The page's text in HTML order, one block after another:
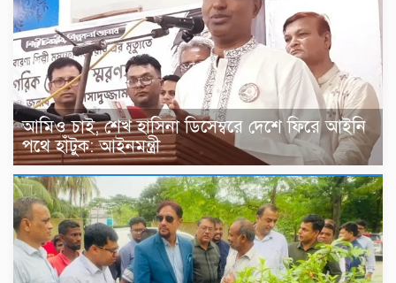
আমিও চাই, শেখ হাসিনা ডিসেম্বরে দেশে ফিরে আইনি
পথে হাঁটুক: আইনমন্ত্রী